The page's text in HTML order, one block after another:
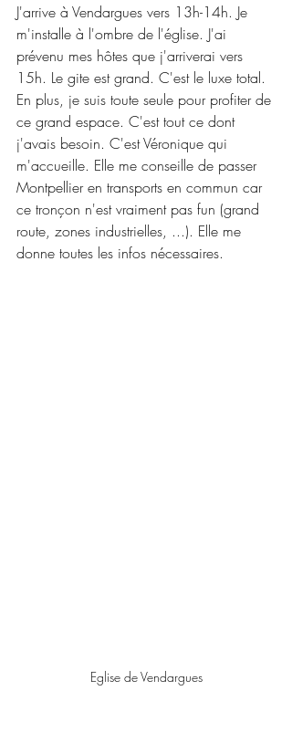
J'arrive à Vendargues vers 13h-14h. Je
m'installe à l'ombre de l'église. J'ai
prévenu mes hôtes que j'arriverai vers
15h. Le gite est grand. C'est le luxe total.
En plus, je suis toute seule pour profiter de
ce grand espace. C'est tout ce dont
j'avais besoin. C'est Véronique qui
m'accueille. Elle me conseille de passer
Montpellier en transports en commun car
ce tronçon n'est vraiment pas fun (grand
route, zones industrielles, ...). Elle me
donne toutes les infos nécessaires.
Eglise de Vendargues